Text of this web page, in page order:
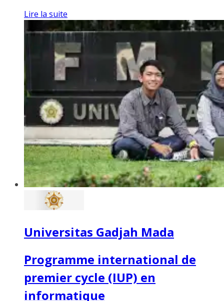
Lire la suite
Universitas Gadjah Mada
Programme international de
premier cycle (IUP) en
informatique